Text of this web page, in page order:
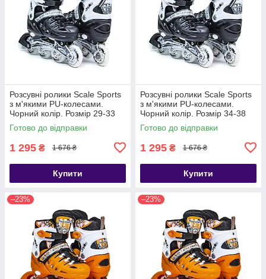
Розсувні ролики Scale Sports
з м'якими PU-колесами.
Чорний колір. Розмір 29-33
Готово до відправки
1 295 ₴ 1 676 ₴
Купити
Розсувні ролики Scale Sports
з м'якими PU-колесами.
Чорний колір. Розмір 34-38
Готово до відправки
1 295 ₴ 1 676 ₴
Купити
–23% –23%